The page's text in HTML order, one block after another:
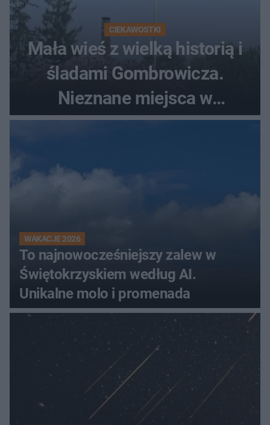
CIEKAWOSTKI
Mała wieś z wielką historią i
śladami Gombrowicza.
Nieznane miejsca w
Świętokrzyskiem
WAKACJE 2026
To najnowocześniejszy zalew w
Świętokrzyskiem według AI.
Unikalne molo i promenada